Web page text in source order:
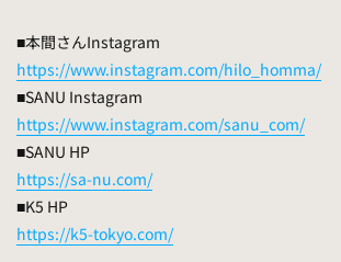
■本間さんInstagram
https://www.instagram.com/hilo_homma/
■SANU Instagram
https://www.instagram.com/sanu_com/
■SANU HP
https://sa-nu.com/
■K5 HP
https://k5-tokyo.com/